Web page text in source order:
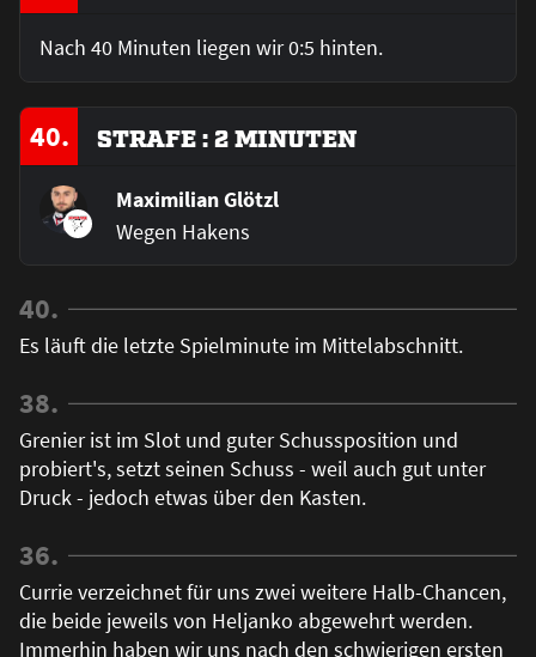
Nach 40 Minuten liegen wir 0:5 hinten.
40. STRAFE : 2 MINUTEN
Maximilian Glötzl
Wegen Hakens
40.
Es läuft die letzte Spielminute im Mittelabschnitt.
38.
Grenier ist im Slot und guter Schussposition und
probiert's, setzt seinen Schuss - weil auch gut unter
Druck - jedoch etwas über den Kasten.
36.
Currie verzeichnet für uns zwei weitere Halb-Chancen,
die beide jeweils von Heljanko abgewehrt werden.
Immerhin haben wir uns nach den schwierigen ersten